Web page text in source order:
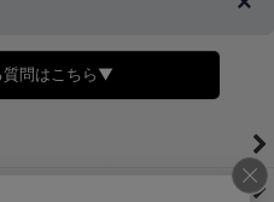
す。
行しております。
ージにて備考欄に下記の記載をお
質問はこちら▼